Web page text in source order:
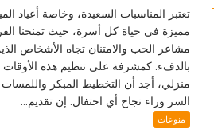
تعتبر المناسبات السعيدة، وخاصة أعياد
مميزة في حياة كل أسرة، حيث تمنحنا
مشاعر الحب والامتنان تجاه الأشخاص
بالدفء. كمشرفة على تنظيم هذه
منزلي، أجد أن التخطيط المبكر
السر وراء نجاح أي احتفال. إن تقديم...
منوعات